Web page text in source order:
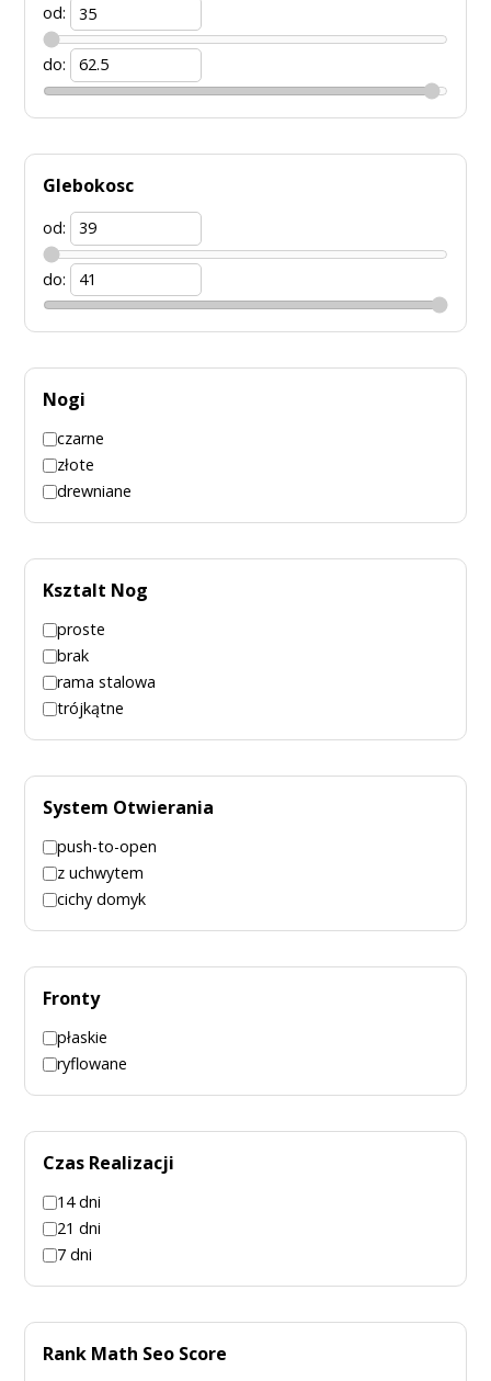
od:
do:
Glebokosc
od:
do:
Nogi
czarne
złote
drewniane
Ksztalt Nog
proste
brak
rama stalowa
trójkątne
System Otwierania
push-to-open
z uchwytem
cichy domyk
Fronty
płaskie
ryflowane
Czas Realizacji
14 dni
21 dni
7 dni
Rank Math Seo Score